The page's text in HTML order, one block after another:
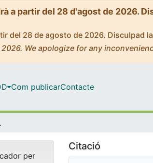
a partir del 28 d'agost de 2026.
del 28 de agosto de 2026. Disculpad
We apologize for any
Com publicarContacte
velados
per
Citació